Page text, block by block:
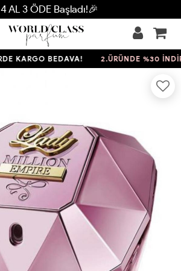
AL 3 ÖDE Başladı!🎉
KARGO BEDAVA! 2.ÜRÜNDE %30